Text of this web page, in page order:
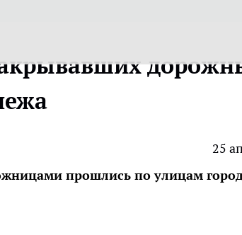
25
прошлись по улицам